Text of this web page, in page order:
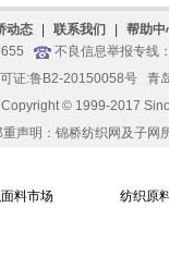
动态 联系我们
帮助中
不良信息举报专线
证:鲁B2-20150058号
青
Copyright © 1999-2017
重声明：锦桥纺织网及子网
料市场 纺织原